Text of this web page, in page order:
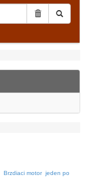
Brzdiaci motor jeden po